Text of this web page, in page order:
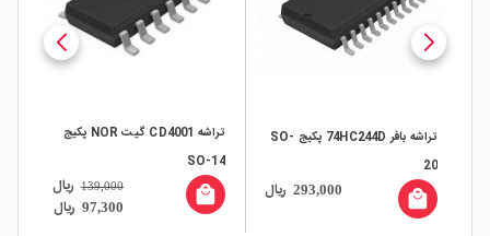
تراشه بافر 74HC244D پکیج SO-
20
293,000 ریال local_mall
تراشه CD4001 گیت NOR پکیج
SO-14
97,300 ریال
139,000 ریال local_mall